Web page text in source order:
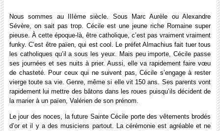
Nous sommes au IIIème siècle. Sous Marc Aurèle ou Alexandre
Sévère, on sait pas trop. Cécile est une jeune riche Romaine super
pieuse. À cette époque-là, être catholique, c’est pas vraiment vraiment
funky. C’est être païen, qui est cool. Le préfet Almachius fait tuer tous
les catholiques qu’il a sous les yeux. Mais peu importe, Cécile passe
ses journées et ses nuits à prier. Aussi, elle va rapidement faire vœu
de chasteté. Pour ceux qui ne suivent pas, Cécile s’engage à rester
vierge toute sa vie. Genre, même si elle vit 150 ans. Ses parents vont
rapidement lui mettre des bâtons dans les roues puisqu’ils décident de
la marier à un païen, Valérien de son prénom.
Le jour des noces, la future Sainte Cécile porte des vêtements brodés
d’or et il y a des musiciens partout. La cérémonie est agréable et ne